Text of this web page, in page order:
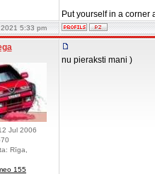
Put yourself in a corner
5:33 pm
Jul 2006
Rīga,
155
nu pieraksti mani )